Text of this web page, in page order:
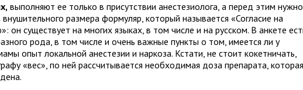
выполняют ее только в присутствии анестезиолога, а перед этим нужно
внушительного размера формуляр, который называется «Согласие на
он существует на многих языках, в том числе и на русском. В анкете
рода, в том числе и очень важные пункты о том, имеется ли у
опыт локальной анестезии и наркоза. Кстати, не стоит кокетничать,
«вес», по ней рассчитывается необходимая доза препарата, которая